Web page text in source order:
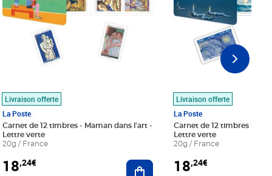
au panier
Livraison offerte
La Poste
Carnet de 12 timbres - Maman dans l'art -
Lettre verte
20g / France
18,24€ Ajouter au panier
Livraison offerte
La Poste
Carnet de 12 timbres - Le
Lettre verte
20g / France
18,24€